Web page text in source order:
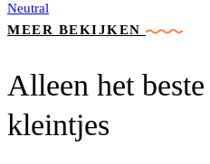
Neutral
MEER BEKIJKEN
Alleen het
kleintjes